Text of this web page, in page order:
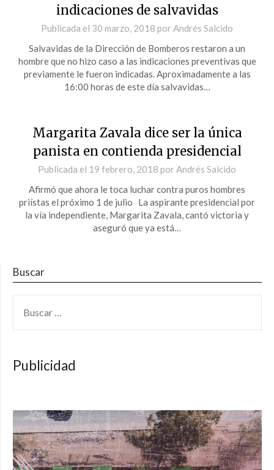
indicaciones de salvavidas
Publicada el 30 marzo, 2018 por Andrés Salcido
Salvavidas de la Dirección de Bomberos restaron a un
hombre que no hizo caso a las indicaciones preventivas que
previamente le fueron indicadas. Aproximadamente a las
16:00 horas de este día salvavidas…
Margarita Zavala dice ser la única
panista en contienda presidencial
Publicada el 19 febrero, 2018 por Andrés Salcido
Afirmó que ahora le toca luchar contra puros hombres
priístas el próximo 1 de julio La aspirante presidencial por
la vía independiente, Margarita Zavala, cantó victoria y
aseguró que ya está…
Buscar
Publicidad